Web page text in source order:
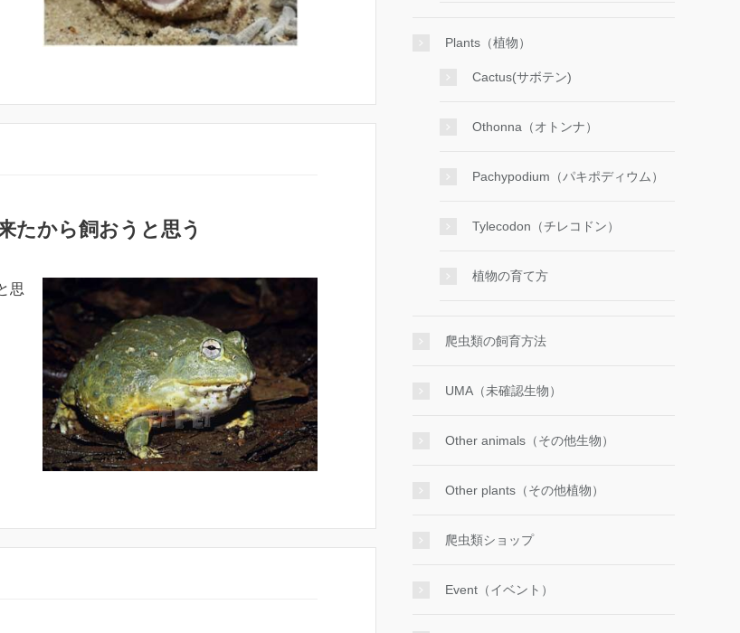
たから飼おうと思う
思
Plants（植物）
Cactus(サボテン)
Othonna（オトンナ）
Pachypodium（パキポディウム）
Tylecodon（チレコドン）
植物の育て方
爬虫類の飼育方法
UMA（未確認生物）
Other animals（その他生物）
Other plants（その他植物）
爬虫類ショップ
Event（イベント）